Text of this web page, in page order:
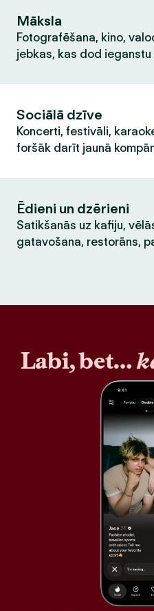
Māksla
Fotografēšana, kino,
jebkas, kas dod ieganstu
Sociālā dzīve
Koncerti, festivāli,
foršāk darīt jaunā
Ēdieni un dzērieni
Satikšanās uz kafiju,
gatavošana, restorāns,
Labi, bet…